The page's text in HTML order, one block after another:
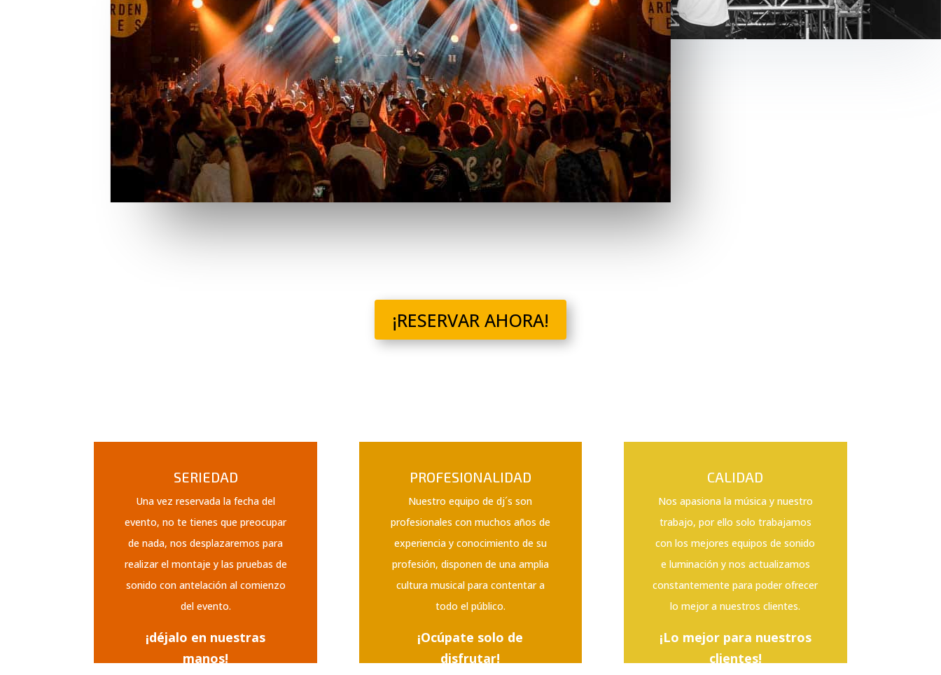
¡RESERVAR AHORA!
SERIEDAD
Una vez reservada la fecha del
evento, no te tienes que preocupar
de nada, nos desplazaremos para
realizar el montaje y las pruebas de
sonido con antelación al comienzo
del evento.
¡déjalo en nuestras
manos!
PROFESIONALIDAD
Nuestro equipo de dj´s son
profesionales con muchos años de
experiencia y conocimiento de su
profesión, disponen de una amplia
cultura musical para contentar a
todo el público.
¡Ocúpate solo de
disfrutar!
CALIDAD
Nos apasiona la música y nuestro
trabajo, por ello solo trabajamos
con los mejores equipos de sonido
e luminación y nos actualizamos
constantemente para poder ofrecer
lo mejor a nuestros clientes.
¡Lo mejor para nuestros
clientes!